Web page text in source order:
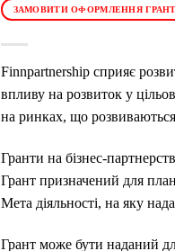
ЗАМОВИТИ ОФОРМЛЕННЯ
Finnpartnership сприяє
впливу на розвиток у
на ринках, що
Гранти на бізнес-
Грант призначений для
Мета діяльності, на яку
Грант може бути наданий